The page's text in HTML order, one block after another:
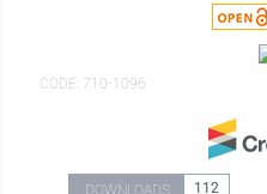
CODE: 710-1096
DOWNLOADS 112